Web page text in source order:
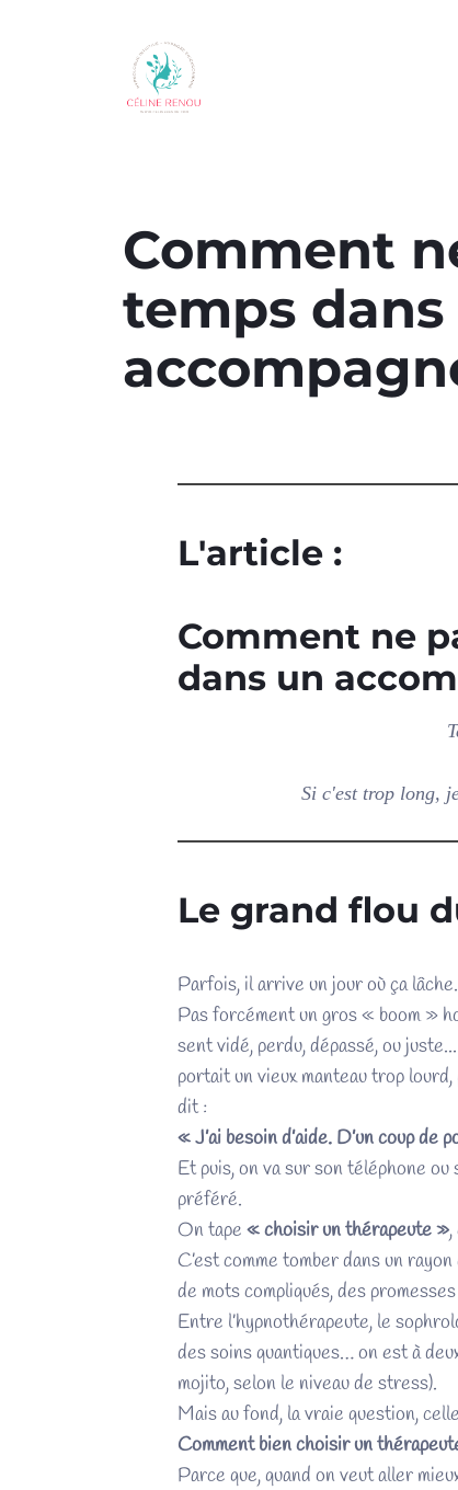
Comment
temps dans
L'article :
Comment ne
dans un
Si c'est trop long,
Le grand flou
Parfois, il arrive un jour où ça lâche.
Pas forcément un gros « boom »
sent vidé, perdu, dépassé, ou
portait un vieux manteau trop
dit :
« J’ai besoin d’aide. D’un coup de
Et puis, on va sur son téléphone
préféré.
On tape « choisir un thérapeute »
C’est comme tomber dans un
de mots compliqués, des
Entre l’hypnothérapeute, le
des soins quantiques… on est à
mojito, selon le niveau de stress).
Mais au fond, la vraie question,
Comment bien choisir un
Parce que, quand on veut aller